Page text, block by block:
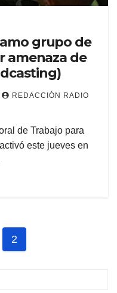
grupo de
amenaza de
REDACCIÓN RADIO
de Trabajo para
este jueves en
2